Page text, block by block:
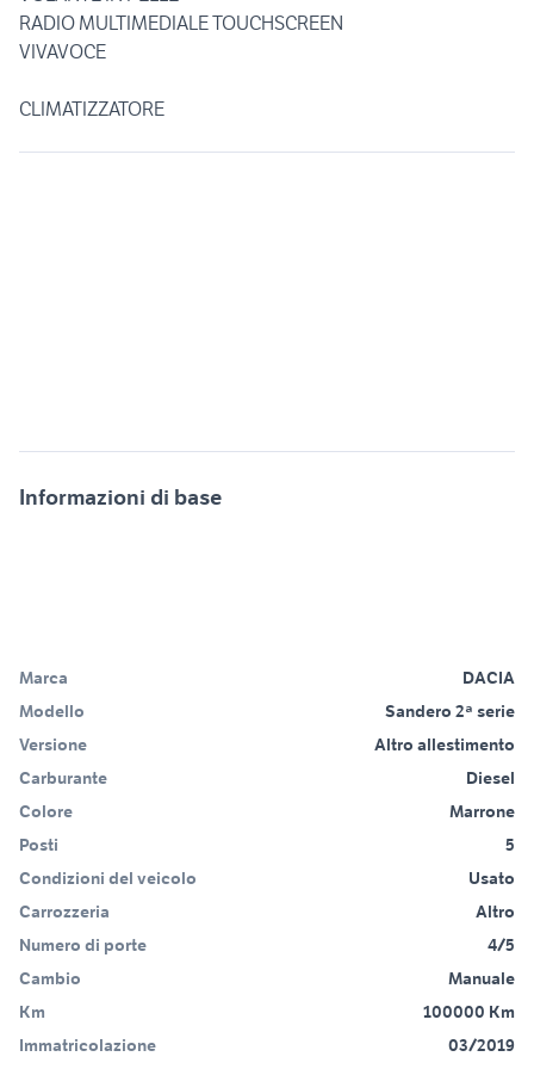
RADIO MULTIMEDIALE TOUCHSCREEN
VIVAVOCE
CLIMATIZZATORE
Informazioni di base
Marca
DACIA
Modello
Sandero 2ª serie
Versione
Altro allestimento
Carburante
Diesel
Colore
Marrone
Posti
5
Condizioni del veicolo
Usato
Carrozzeria
Altro
Numero di porte
4/5
Cambio
Manuale
Km
100000 Km
Immatricolazione
03/2019